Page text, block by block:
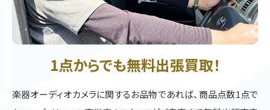
1点からでも無料出張買取！
楽器オーディオカメラに関するお品物であれば、商品点数1点で